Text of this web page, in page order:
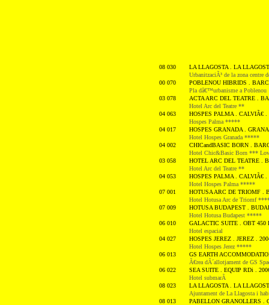
08 030
LA LLAGOSTA . LA
UrbanitzaciÃ³ de la zona centre
00 070
POBLENOU HIBRIDS .
Pla dâ€™urbanisme a Poblenou
03 078
ACTA ARC DEL TEATRE .
Hotel Arc del Teatre **
04 063
HOSPES PALMA . CALVIÃ€ .
Hospes Palma *****
04 017
HOSPES GRANADA .
Hotel Hospes Granada *****
04 002
CHICandBASIC BORN .
Hotel Chic&Basic Born ***
03 058
HOTEL ARC DEL TEATRE .
Hotel Arc del Teatre **
04 053
HOSPES PALMA . CALVIÃ€ .
Hotel Hospes Palma *****
07 001
HOTUSA ARC DE TRIOMF .
Hotel Hotusa Arc de Triomf
07 009
HOTUSA BUDAPEST .
Hotel Hotusa Budapest *****
06 010
GALACTIC SUITE . OBT 450
Hotel espacial
04 027
HOSPES JEREZ . JEREZ .
Hotel Hospes Jerez *****
06 013
GS EARTH
Ã€rea dÂ´allotjament de GS
06 022
SEA SUITE . EQUIP RDi .
Hotel submarÃ­
08 023
LA LLAGOSTA . LA
Ajuntament de La Llagosta i
08 013
PABELLON GRANOLLERS .